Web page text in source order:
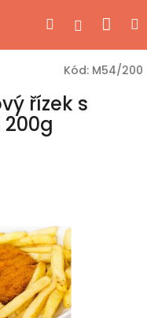
Hledat
Kód: M54/200
řízek s